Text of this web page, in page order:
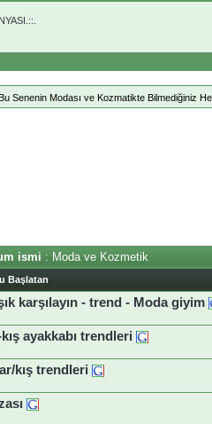
Senenin Modası ve Kozmatikte Bilmediğiniz
ismi : Moda ve Kozmetik
Başlatan
karşılayın - trend - Moda giyim
ayakkabı trendleri
kış trendleri